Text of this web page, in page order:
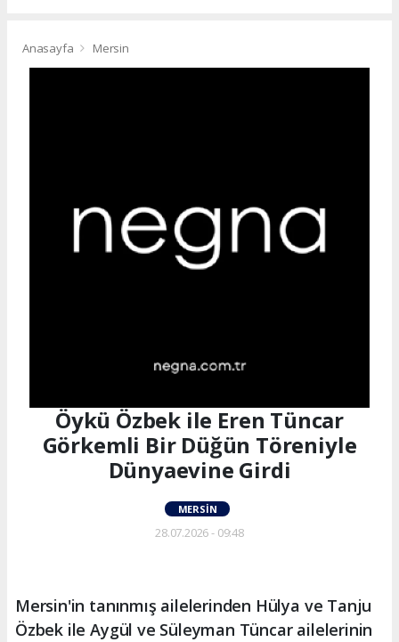
Anasayfa Mersin
Öykü Özbek ile Eren Tüncar
Görkemli Bir Düğün Töreniyle
Dünyaevine Girdi
MERSIN
28.07.2026 - 09:48
Mersin'in tanınmış ailelerinden Hülya ve Tanju
Özbek ile Aygül ve Süleyman Tüncar ailelerinin